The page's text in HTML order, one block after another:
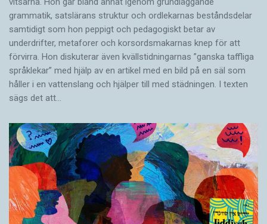
grammatik, satslärans struktur och ord­lekarnas beståndsdelar
samtidigt som hon peppigt och pedagogiskt betar av
underdrifter, meta­forer och korsords­makarnas knep för att
förvirra. Hon diskuterar även ­kvällstidningarnas ”ganska taffliga
språklekar” med hjälp av en artikel med en bild på en säl som
håller i en vatten­slang och hjälper till med städningen. I ­texten
sägs det att…